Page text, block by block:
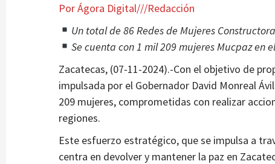
Por Ágora Digital///Redacción
Un total de 86 Redes de Mujeres
Se cuenta con 1 mil 209 mujeres Mucpaz en
Zacatecas, (07-11-2024).-Con el objetivo de
impulsada por el Gobernador David Monreal
209 mujeres, comprometidas con realizar
regiones.
Este esfuerzo estratégico, que se impulsa a
centra en devolver y mantener la paz en
Estados
Consolidarán Tren Maya con Plan
2 años atrás Ágora Digital